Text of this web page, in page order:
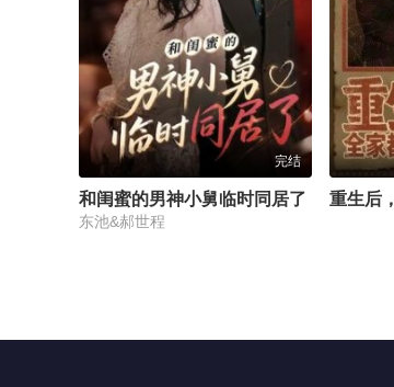
完结
和闺蜜的男神小舅临时同居了
东池&郝世程
重生后